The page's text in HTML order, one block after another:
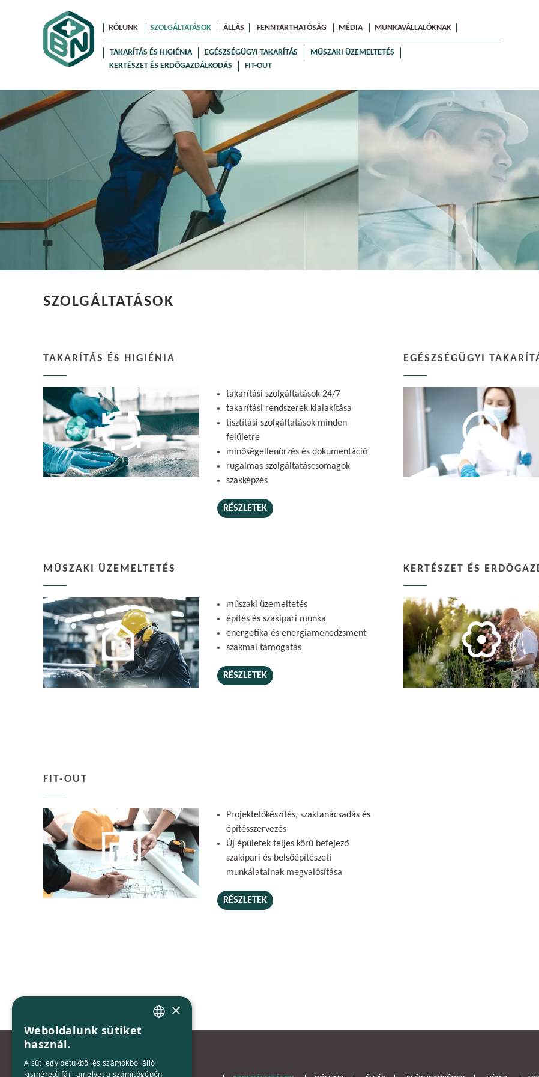
RÓLUNK SZOLGÁLTATÁSOK
TAKARÍTÁS ÉS HIGIÉNIA EGÉSZSÉGÜGYI TAKARÍTÁS
MŰSZAKI ÜZEMELTETÉS
KERTÉSZET ÉS ERDŐGAZDÁLKODÁS
FIT-OUT
ÁLLÁS FENNTARTHATÓSÁG MÉDIA MUNKAVÁLLALÓKNAK
SZOLGÁLTATÁSOK
TAKARÍTÁS ÉS HIGIÉNIA
takarítási szolgáltatások 24/7
takarítási rendszerek kialakítása
tisztítási szolgáltatások minden
felületre
minőségellenőrzés és dokumentáció
rugalmas szolgáltatáscsomagok
szakképzés
RÉSZLETEK
EGÉSZSÉGÜGYI
MŰSZAKI ÜZEMELTETÉS
műszaki üzemeltetés
építés és szakipari munka
energetika és energiamenedzsment
szakmai támogatás
RÉSZLETEK
KERTÉSZET ÉS
FIT-OUT
Projektelőkészítés, szaktanácsadás és
építésszervezés
Új épületek teljes körű befejező
szakipari és belsőépítészeti
munkálatainak megvalósítása
RÉSZLETEK
×
Weboldalunk sütiket
használ.
A süti egy betűkből és számokból álló
kisméretű fájl, amelyet a számítógépén